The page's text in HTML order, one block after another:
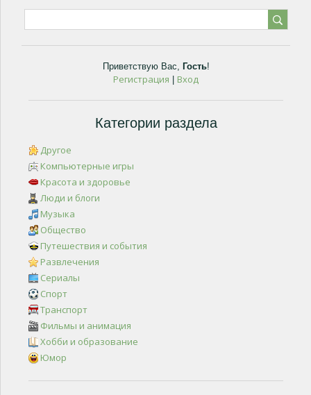
Приветствую Вас, Гость!
Регистрация Вход
Категории раздела
Другое
Компьютерные игры
Красота и здоровье
Люди и блоги
Музыка
Общество
Путешествия и события
Развлечения
Сериалы
Спорт
Транспорт
Фильмы и анимация
Хобби и образование
Юмор